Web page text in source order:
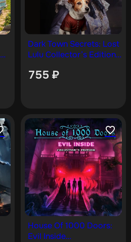
Dark Town Secrets: Lost
Lulu Collector’s Edition
755 ₽
House Of 1000 Doors:
Evil Inside